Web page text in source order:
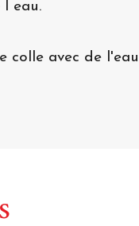
eau.
colle avec de